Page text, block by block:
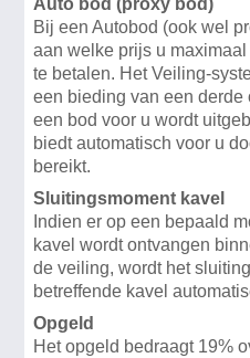
Bij een Autobod (ook wel
aan welke prijs u
te betalen. Het Veiling-
een bieding van een
een bod voor u wordt
biedt automatisch voor u
bereikt.
Sluitingsmoment kavel
Indien er op een bepaald
kavel wordt ontvangen
de veiling, wordt het
betreffende kavel
Opgeld
Het opgeld bedraagt 19%